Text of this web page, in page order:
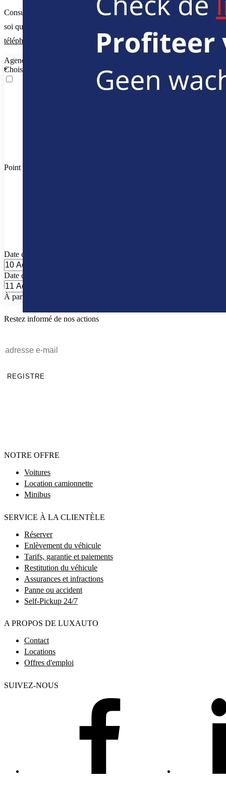
Consultez notre guide de locationpour plus d’informations. Il va de
soi que vous pouvez également nous contacter par
téléphone
Agence de départ
Choisissez une agence de départ
Point de livraison différentes
Date d'enlèvement
Date de retour
À partir de 12,64 € /h (+ Startup-fee € 42,35)
Restez informé de nos actions
REGISTRE
NOTRE OFFRE
Voitures
Location camionnette
Minibus
SERVICE À LA CLIENTÈLE
Réserver
Enlèvement du véhicule
Tarifs, garantie et paiements
Restitution du véhicule
Assurances et infractions
Panne ou accident
Self-Pickup 24/7
A PROPOS DE LUXAUTO
Contact
Locations
Offres d'emploi
SUIVEZ-NOUS